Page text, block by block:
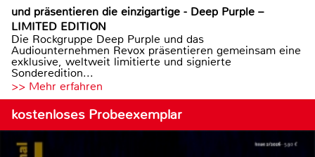
und präsentieren die einzigartige - Deep Purple –
LIMITED EDITION
Die Rockgruppe Deep Purple und das
Audiounternehmen Revox präsentieren gemeinsam eine
exklusive, weltweit limitierte und signierte
Sonderedition...
>> Mehr erfahren
kostenloses Probeexemplar